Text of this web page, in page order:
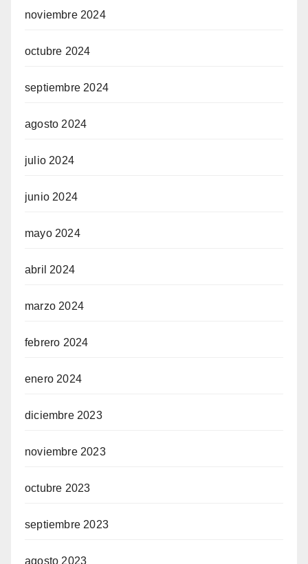
noviembre 2024
octubre 2024
septiembre 2024
agosto 2024
julio 2024
junio 2024
mayo 2024
abril 2024
marzo 2024
febrero 2024
enero 2024
diciembre 2023
noviembre 2023
octubre 2023
septiembre 2023
agosto 2023